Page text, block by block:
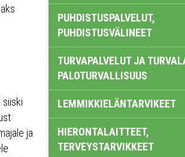
ja
PUHDISTUSPALVELUT,
PUHDISTUSVÄLINEET
TURVAPALVELUT JA
PALOTURVALLISUUS
LEMMIKKIELÄNTARVIKEET
HIERONTALAITTEET,
TERVEYSTARVIKKEET